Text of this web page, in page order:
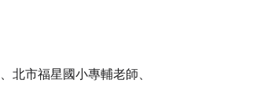
北市福星國小專輔老師、